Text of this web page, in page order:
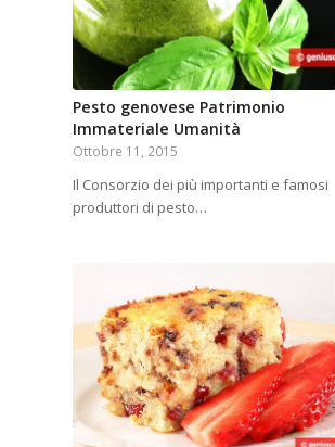
Pesto genovese Patrimonio
Immateriale Umanità
Ottobre 11, 2015
Il Consorzio dei più importanti e famosi
produttori di pesto…